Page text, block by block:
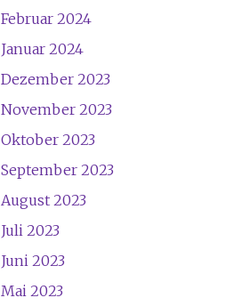
Februar 2024
Januar 2024
Dezember 2023
November 2023
Oktober 2023
September 2023
August 2023
Juli 2023
Juni 2023
Mai 2023